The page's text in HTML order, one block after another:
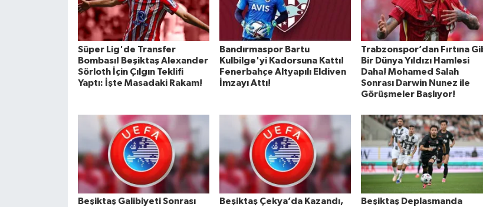
Süper Lig'de Transfer
Bombası! Beşiktaş Alexander
Sörloth İçin Çılgın Teklifi
Yaptı: İşte Masadaki Rakam!
Bandırmaspor Bartu
Kulbilge'yi Kadorsuna Kattı!
Fenerbahçe Altyapılı Eldiven
İmzayı Attı!
Trabzonspor’dan Fırtına
Bir Dünya Yıldızı Hamlesi
Daha! Mohamed Salah
Sonrası Darwin Nunez ile
Görüşmeler Başlıyor!
Beşiktaş Galibiyeti Sonrası
Beşiktaş Çekya’da Kazandı,
Beşiktaş Deplasmanda